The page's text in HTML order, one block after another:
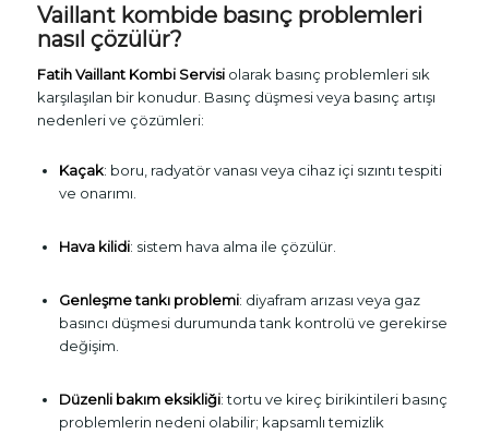
Vaillant kombide basınç problemleri
nasıl çözülür?
Fatih Vaillant Kombi Servisiolarak basınç problemleri sık
karşılaşılan bir konudur. Basınç düşmesi veya basınç artışı
nedenleri ve çözümleri:
Kaçak: boru, radyatör vanası veya cihaz içi sızıntı tespiti
ve onarımı.
Hava kilidi: sistem hava alma ile çözülür.
Genleşme tankı problemi: diyafram arızası veya gaz
basıncı düşmesi durumunda tank kontrolü ve gerekirse
değişim.
Düzenli bakım eksikliği: tortu ve kireç birikintileri basınç
problemlerin nedeni olabilir; kapsamlı temizlik